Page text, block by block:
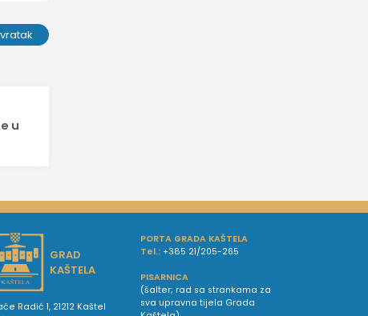
u
GRAD
KAŠTELA
Radić 1, 21212 Kaštel
PORTA GRADA KAŠTELA
Tel.: +385 21/205-265
PISARNICA
(šalter; rad sa strankama za
sva upravna tijela Grada